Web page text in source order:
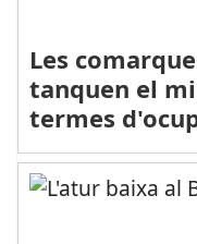
Les
tanquen el
termes